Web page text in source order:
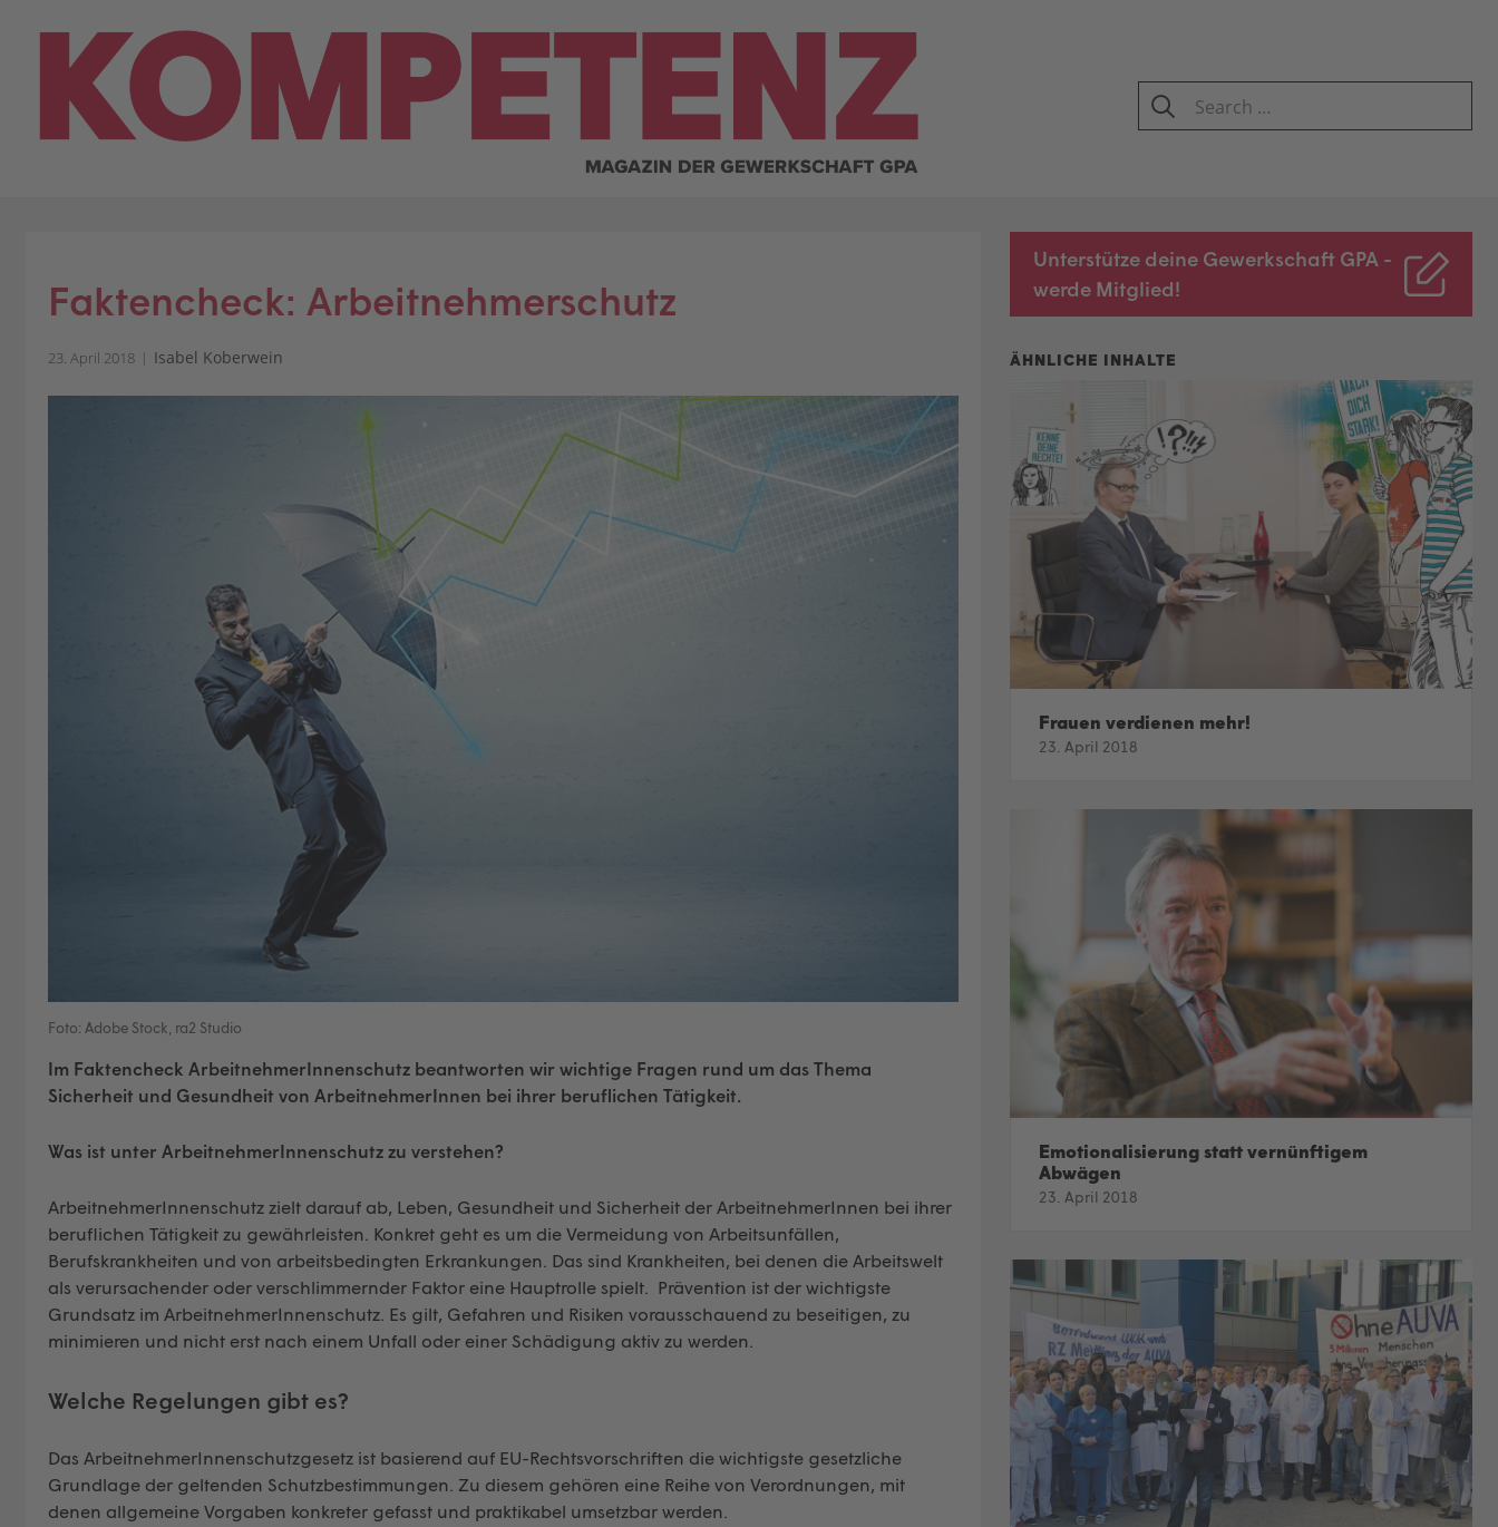
SEARCH
Search
for:
Faktencheck: Arbeitnehmerschutz
23. April 2018 Isabel Koberwein
Foto: Adobe Stock, ra2 Studio
Im Faktencheck ArbeitnehmerInnenschutz beantworten wir wichtige Fragen rund um das Thema
Sicherheit und Gesundheit von ArbeitnehmerInnen bei ihrer beruflichen Tätigkeit.
Was ist unter ArbeitnehmerInnenschutz zu verstehen?
ArbeitnehmerInnenschutz zielt darauf ab, Leben, Gesundheit und Sicherheit der ArbeitnehmerInnen bei ihrer
beruflichen Tätigkeit zu gewährleisten. Konkret geht es um die Vermeidung von Arbeitsunfällen,
Berufskrankheiten und von arbeitsbedingten Erkrankungen. Das sind Krankheiten, bei denen die Arbeitswelt
als verursachender oder verschlimmernder Faktor eine Hauptrolle spielt. Prävention ist der wichtigste
Grundsatz im ArbeitnehmerInnenschutz. Es gilt, Gefahren und Risiken vorausschauend zu beseitigen, zu
minimieren und nicht erst nach einem Unfall oder einer Schädigung aktiv zu werden.
Welche Regelungen gibt es?
Das ArbeitnehmerInnenschutzgesetz ist basierend auf EU-Rechtsvorschriften die wichtigste gesetzliche
Grundlage der geltenden Schutzbestimmungen. Zu diesem gehören eine Reihe von Verordnungen, mit
denen allgemeine Vorgaben konkreter gefasst und praktikabel umsetzbar werden.
Unterstütze deine Gewerkschaft GPA -
werde Mitglied!
Frauen verdienen mehr!
23. April 2018
Emotionalisierung statt vernünftigem
Abwägen
23. April 2018